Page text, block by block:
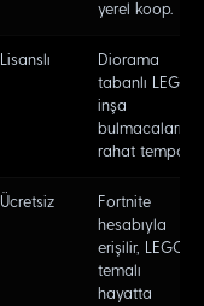
yerel koop.
Lisanslı
Diorama
tabanlı LEGO
inşa
bulmacaları;
rahat tempo.
Ücretsiz
Fortnite
hesabıyla
erişilir, LEGO
temalı
hayatta